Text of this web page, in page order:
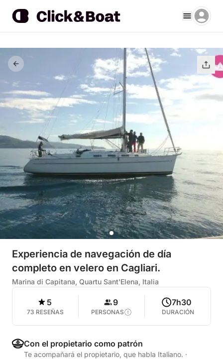
Experiencia de navegación de día
completo en velero en Cagliari.
Marina di Capitana, Quartu Sant'Elena, Italia
5
73 RESEÑAS
9
PERSONAS
7h30
DURACIÓN
Con el propietario como patrón
Te acompañará el propietario, que habla Italiano. ·